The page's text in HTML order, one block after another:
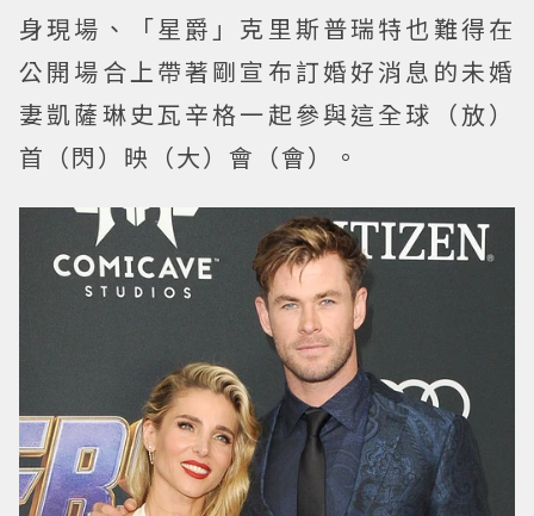
身現場、「星爵」克里斯普瑞特也難得在
公開場合上帶著剛宣布訂婚好消息的未婚
妻凱薩琳史瓦辛格一起參與這全球（放）
首（閃）映（大）會（會）。